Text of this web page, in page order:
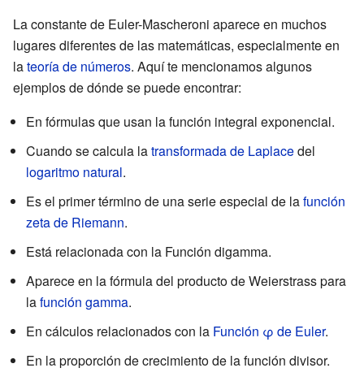
La constante de Euler-Mascheroni aparece en muchos
lugares diferentes de las matemáticas, especialmente en
lateoría de números. Aquí te mencionamos algunos
ejemplos de dónde se puede encontrar:
En fórmulas que usan la función integral exponencial.
Cuando se calcula latransformada de Laplacedel
logaritmo natural.
Es el primer término de una serie especial de lafunción
zeta de Riemann.
Está relacionada con la Función digamma.
Aparece en la fórmula del producto de Weierstrass para
lafunción gamma.
En cálculos relacionados con la Función φ de Euler.
En la proporción de crecimiento de la función divisor.